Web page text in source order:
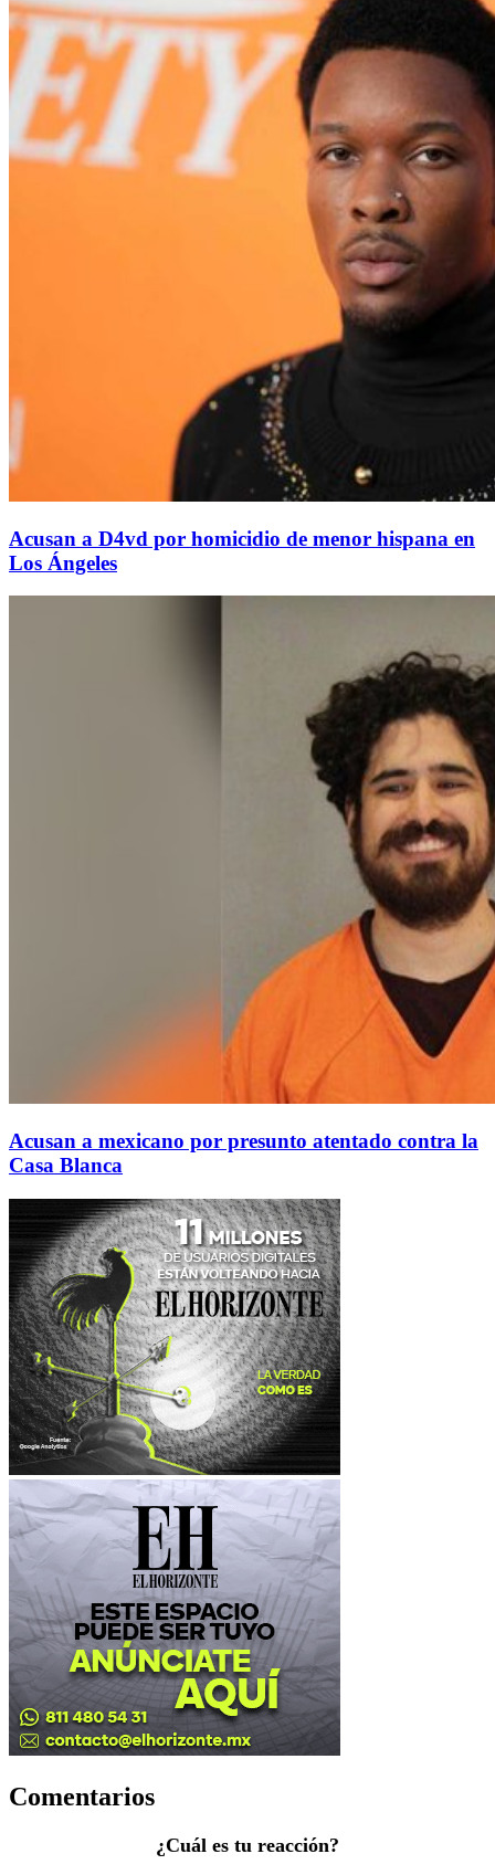
Acusan a D4vd por homicidio de menor hispana en
Los Ángeles
Acusan a mexicano por presunto atentado contra la
Casa Blanca
Comentarios